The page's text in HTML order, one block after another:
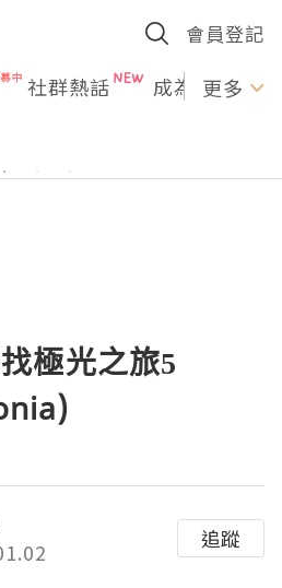
會員登記
社群熱話 成為U更多
極光之旅5
追蹤